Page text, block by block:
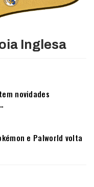
Inglesa
novidades
e Palworld volta